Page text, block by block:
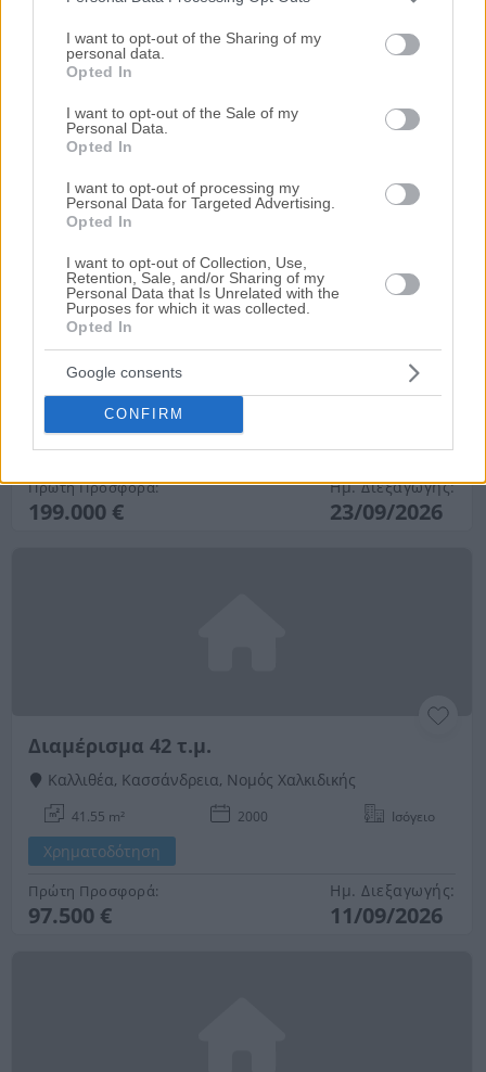
services and may gather and store information including but
not limited to your visit or usage behaviour. You may click to
grant or deny consent to Google and its third-party tags to
use your data for below specified purposes in below Google
consent section.
I want to opt-out of the Sharing of my
personal data.
Opted In
I want to opt-out of the Sale of my
Personal Data.
Opted In
I want to opt-out of processing my
Personal Data for Targeted Advertising.
Opted In
I want to opt-out of Collection, Use,
Retention, Sale, and/or Sharing of my
Personal Data that Is Unrelated with the
Purposes for which it was collected.
Opted In
Google consents
CONFIRM
Αποθηκεύστε την αναζήτησή σας για να λαμβάνετε
ενημέρωση όταν προστίθενται νέα ακίνητα
Διαμέρισμα 117 τ.μ. με σοφίτα 110 τ.μ.
Άγιος Νικόλαος, Άγιος Νικόλαος Χαλκιδικής, Νομός
Χαλκιδικής
117.48 m²
Χρηματοδότηση
Πρώτη Προσφορά:
199.000 €
Ημ. Διεξαγωγής:
23/09/2026
Διαμέρισμα 42 τ.μ.
Καλλιθέα, Κασσάνδρεια, Νομός Χαλκιδικής
41.55 m² 2000 Ισόγειο
Χρηματοδότηση
Πρώτη Προσφορά:
97.500 €
Ημ. Διεξαγωγής:
11/09/2026